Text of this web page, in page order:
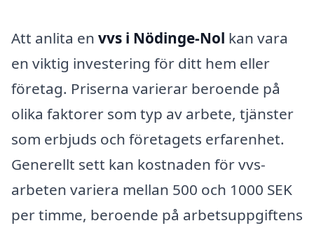
Att anlita en vvs i Nödinge-Nol kan vara
en viktig investering för ditt hem eller
företag. Priserna varierar beroende på
olika faktorer som typ av arbete, tjänster
som erbjuds och företagets erfarenhet.
Generellt sett kan kostnaden för vvs-
arbeten variera mellan 500 och 1000 SEK
per timme, beroende på arbetsuppgiftens